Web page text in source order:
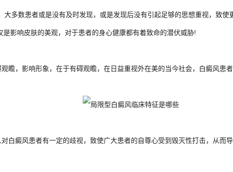
多数患者或是没有及时发现，或是发现后没有引起足够的思想重视，致使
影响皮肤的美观，对于患者的身心健康都有着致命的潜伏威胁!
瞻，影响形象，在于有碍观瞻，在日益重视外在美的当今社会，白癜风患
白癜风患者有一定的歧视，致使广大患者的自尊心受到毁灭性打击，从而导